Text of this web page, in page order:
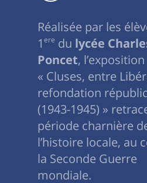
Réalisée par les
1 ere du lycée
Poncet, l’exposition
« Cluses, entre
refondation
(1943-1945) »
période charnière
l’histoire locale, au
la Seconde Guerre
mondiale.